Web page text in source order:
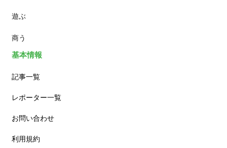
カフェ
遊ぶ
商う
基本情報
記事一覧
レポーター一覧
お問い合わせ
利用規約